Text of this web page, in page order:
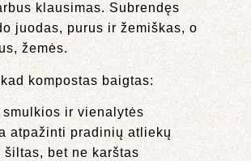
klausimas. Subrendęs
juodas, purus ir žemiškas, o
žemės.
kompostas baigtas:
smulkios ir vienalytės
atpažinti pradinių atliekų
šiltas, bet ne karštas